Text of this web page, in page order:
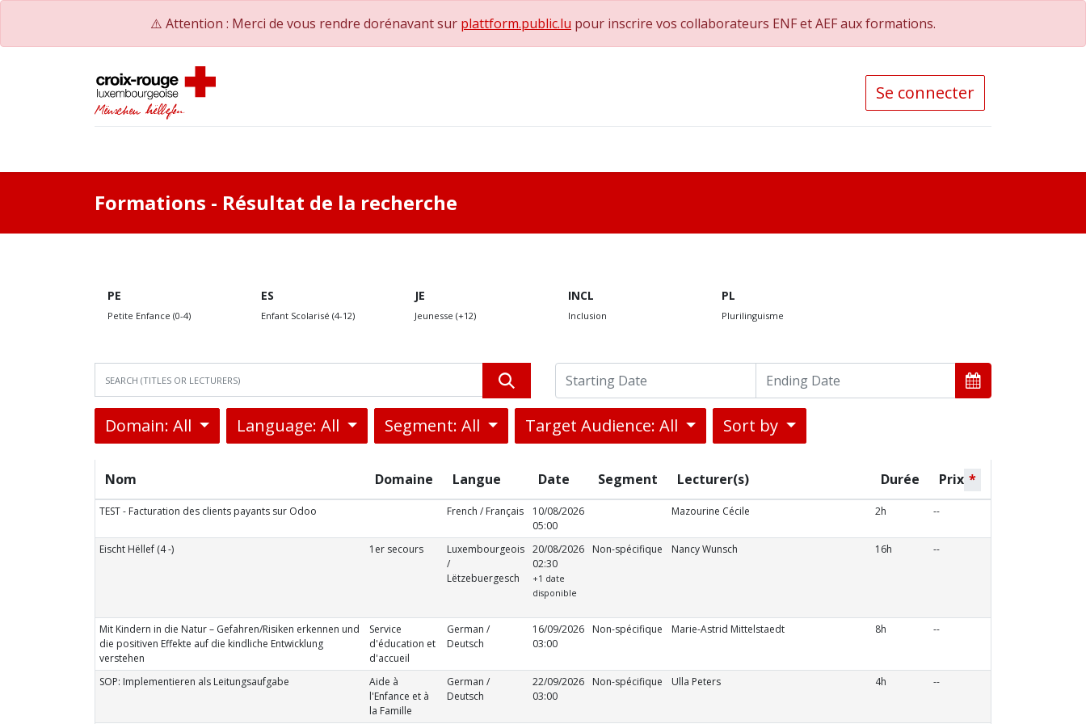
⚠️ Attention : Merci de vous rendre dorénavant sur plattform.public.lu pour inscrire vos collaborateurs ENF et AEF aux formations.
Se connecter
Formations - Résultat de la recherche
PE
Petite Enfance (0-4)
ES
Enfant Scolarisé (4-12)
JE
Jeunesse (+12)
INCL
Inclusion
PL
Plurilinguisme
Domain: All Language: All Segment: All Target Audience: All Sort by
Nom Domaine Langue Date Segment Lecturer(s) Durée Prix *
TEST - Facturation des clients payants sur Odoo French / Français
10/08/2026
05:00
Mazourine Cécile 2h --
Eischt Hëllef (4 -) 1er secours
Luxembourgeois
/
Lëtzebuergesch
20/08/2026
02:30
+1 date
disponible
Non-spécifique Nancy Wunsch 16h --
Mit Kindern in die Natur – Gefahren/Risiken erkennen und
die positiven Effekte auf die kindliche Entwicklung
verstehen
Service
d'éducation et
d'accueil
German /
Deutsch
16/09/2026
03:00
Non-spécifique Marie-Astrid Mittelstaedt 8h --
SOP: Implementieren als Leitungsaufgabe
Aide à
l'Enfance et à
la Famille
German /
Deutsch
22/09/2026
03:00
Non-spécifique Ulla Peters 4h --